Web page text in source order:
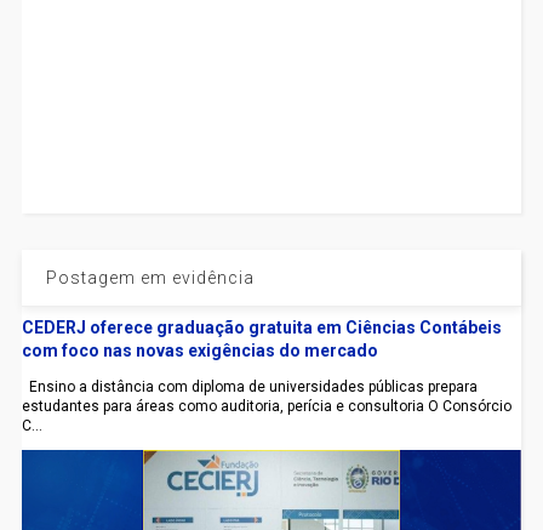
Postagem em evidência
CEDERJ oferece graduação gratuita em Ciências Contábeis
com foco nas novas exigências do mercado
Ensino a distância com diploma de universidades públicas prepara
estudantes para áreas como auditoria, perícia e consultoria O Consórcio
C...